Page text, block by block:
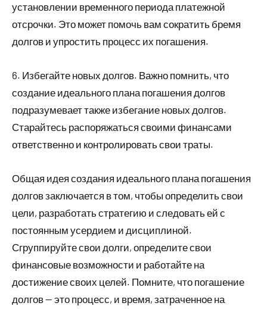
установлении временного периода платежной
отсрочки. Это может помочь вам сократить бремя
долгов и упростить процесс их погашения.
6. Избегайте новых долгов. Важно помнить, что
создание идеального плана погашения долгов
подразумевает также избегание новых долгов.
Старайтесь распоряжаться своими финансами
ответственно и контролировать свои траты.
Общая идея создания идеального плана погашения
долгов заключается в том, чтобы определить свои
цели, разработать стратегию и следовать ей с
постоянным усердием и дисциплиной.
Сгруппируйте свои долги, определите свои
финансовые возможности и работайте на
достижение своих целей. Помните, что погашение
долгов — это процесс, и время, затраченное на